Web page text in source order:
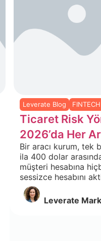
Leverate Blog FINTECH
Ticaret Risk
2026’da Her
Bir aracı kurum, tek
ila 400 dolar
müşteri hesabına
sessizce hesabını
Leverate